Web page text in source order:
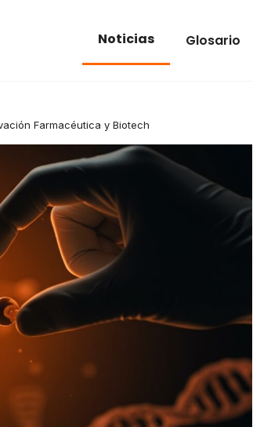
Noticias Glosario
Farmacéutica y Biotech